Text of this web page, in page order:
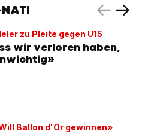
NATI
zu Pleite gegen U15
wir verloren haben,
Ballon d'Or gewinnen»